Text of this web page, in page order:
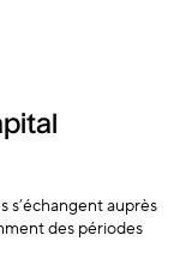
s’échangent auprès
des périodes